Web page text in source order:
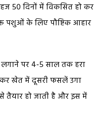
50 दिनों में विकसित हो कर
पशुओं के लिए पौष्टिक आहार
पर 4-5 साल तक हरा
खेत में दूसरी फसलें उगा
हो जाती है और इस में